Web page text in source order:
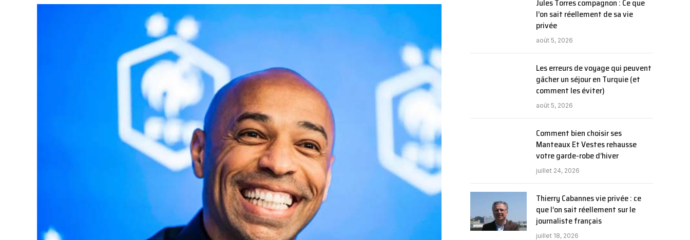
Jules Torres compagnon : Ce que
l’on sait réellement de sa vie
privée
août 5, 2026
Les erreurs de voyage qui peuvent
gâcher un séjour en Turquie (et
comment les éviter)
août 5, 2026
Comment bien choisir ses
Manteaux Et Vestes rehausse
votre garde-robe d’hiver
juillet 24, 2026
Thierry Cabannes vie privée : ce
que l’on sait réellement sur le
journaliste français
juillet 18, 2026